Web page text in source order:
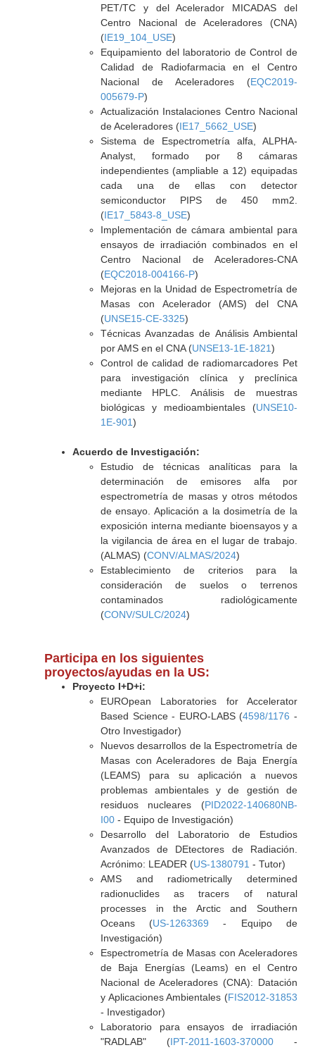
PET/TC y del Acelerador MICADAS del
Centro Nacional de Aceleradores (CNA)
(IE19_104_USE)
Equipamiento del laboratorio de Control de
Calidad de Radiofarmacia en el Centro
Nacional de Aceleradores (EQC2019-
005679-P)
Actualización Instalaciones Centro Nacional
de Aceleradores (IE17_5662_USE)
Sistema de Espectrometría alfa, ALPHA-
Analyst, formado por 8 cámaras
independientes (ampliable a 12) equipadas
cada una de ellas con detector
semiconductor PIPS de 450 mm2.
(IE17_5843-8_USE)
Implementación de cámara ambiental para
ensayos de irradiación combinados en el
Centro Nacional de Aceleradores-CNA
(EQC2018-004166-P)
Mejoras en la Unidad de Espectrometría de
Masas con Acelerador (AMS) del CNA
(UNSE15-CE-3325)
Técnicas Avanzadas de Análisis Ambiental
por AMS en el CNA (UNSE13-1E-1821)
Control de calidad de radiomarcadores Pet
para investigación clínica y preclínica
mediante HPLC. Análisis de muestras
biológicas y medioambientales (UNSE10-
1E-901)
Acuerdo de Investigación:
Estudio de técnicas analíticas para la
determinación de emisores alfa por
espectrometría de masas y otros métodos
de ensayo. Aplicación a la dosimetría de la
exposición interna mediante bioensayos y a
la vigilancia de área en el lugar de trabajo.
(ALMAS) (CONV/ALMAS/2024)
Establecimiento de criterios para la
consideración de suelos o terrenos
contaminados radiológicamente
(CONV/SULC/2024)
Participa en los siguientes
proyectos/ayudas en la US:
Proyecto I+D+i:
EUROpean Laboratories for Accelerator
Based Science - EURO-LABS (4598/1176 -
Otro Investigador)
Nuevos desarrollos de la Espectrometría de
Masas con Aceleradores de Baja Energía
(LEAMS) para su aplicación a nuevos
problemas ambientales y de gestión de
residuos nucleares (PID2022-140680NB-
I00- Equipo de Investigación)
Desarrollo del Laboratorio de Estudios
Avanzados de DEtectores de Radiación.
Acrónimo: LEADER (US-1380791 - Tutor)
AMS and radiometrically determined
radionuclides as tracers of natural
processes in the Arctic and Southern
Oceans (US-1263369 - Equipo de
Investigación)
Espectrometría de Masas con Aceleradores
de Baja Energías (Leams) en el Centro
Nacional de Aceleradores (CNA): Datación
y Aplicaciones Ambientales (FIS2012-31853
- Investigador)
Laboratorio para ensayos de irradiación
"RADLAB" (IPT-2011-1603-370000-